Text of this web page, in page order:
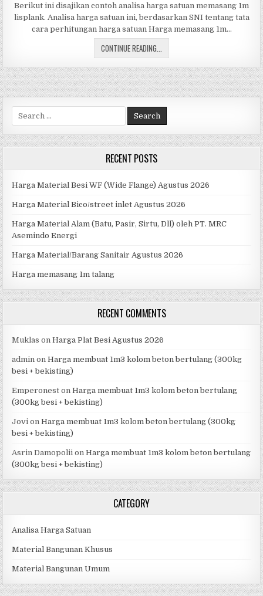
MEMASANG
LISPLANK
Berikut ini disajikan contoh analisa harga satuan memasang 1m
lisplank. Analisa harga satuan ini, berdasarkan SNI tentang tata
cara perhitungan harga satuan Harga memasang 1m…
CONTINUE READING...
MEMASANG
1M
LISPLANK
Search
for:
RECENT POSTS
Harga Material Besi WF (Wide Flange) Agustus 2026
Harga Material Bico/street inlet Agustus 2026
Harga Material Alam (Batu, Pasir, Sirtu, Dll) oleh PT. MRC
Asemindo Energi
Harga Material/Barang Sanitair Agustus 2026
Harga memasang 1m talang
RECENT COMMENTS
Muklas onHarga Plat Besi Agustus 2026
admin onHarga membuat 1m3 kolom beton bertulang (300kg
besi + bekisting)
Emperonest onHarga membuat 1m3 kolom beton bertulang
(300kg besi + bekisting)
Jovi onHarga membuat 1m3 kolom beton bertulang (300kg
besi + bekisting)
Asrin Damopolii onHarga membuat 1m3 kolom beton bertulang
(300kg besi + bekisting)
CATEGORY
Analisa Harga Satuan
Material Bangunan Khusus
Material Bangunan Umum